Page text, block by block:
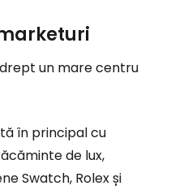
un mare centru
în principal cu
de lux,
Swatch, Rolex și